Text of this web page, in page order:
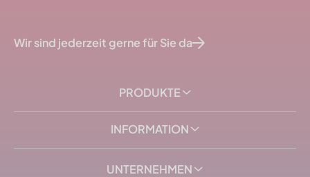
Wir sind jederzeit gerne für Sie da
PRODUKTE
INFORMATION
UNTERNEHMEN